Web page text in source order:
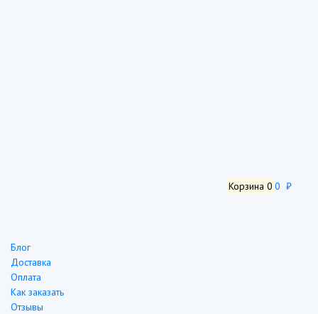
Корзина 0 0 ₽
Блог
Доставка
Оплата
Как заказать
Отзывы